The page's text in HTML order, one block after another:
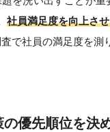
社員満足度を向上さ
で社員の満足度を測
の優先順位を決